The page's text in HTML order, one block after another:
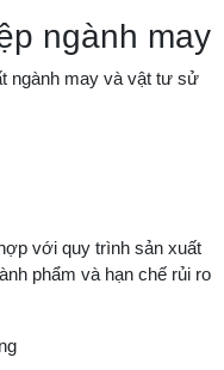
ngành may
ngành may và vật tư sử
với quy trình sản xuất
phẩm và hạn chế rủi ro